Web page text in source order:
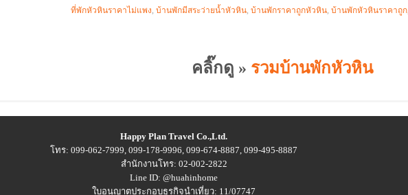
ที่พักหัวหินราคาไม่แพง บ้านพักมีสระว่ายน้ำหัวหิน บ้านพักราคาถูกหัวหิน บ้านพักหัวหินราคาถูก
คลิ๊กดู » รวมบ้านพักหัวหิน
Happy Plan Travel Co.,Ltd.
โทร: 099-062-7999, 099-178-9996, 099-674-8887, 099-495-8887
สำนักงานโทร: 02-002-2822
Line ID: @huahinhome
ใบอนุญาตประกอบธุรกิจนำเที่ยว: 11/07747